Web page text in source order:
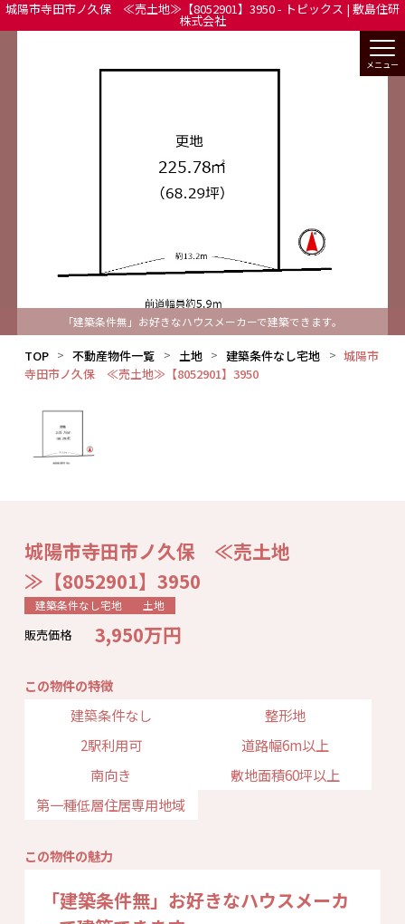
城陽市寺田市ノ久保 ≪売土地≫【8052901】3950 - トピックス | 敷島住研
株式会社
「建築条件無」お好きなハウスメーカーで建築できます。
TOP 不動産物件一覧 土地 建築条件なし宅地
城陽市
寺田市ノ久保 ≪売土地≫【8052901】3950
城陽市寺田市ノ久保 ≪売土地
≫【8052901】3950
建築条件なし宅地 土地
販売価格 3,950万円
この物件の特徴
建築条件なし
整形地
2駅利用可
道路幅6m以上
南向き
敷地面積60坪以上
第一種低層住居専用地域
この物件の魅力
「建築条件無」お好きなハウスメーカ